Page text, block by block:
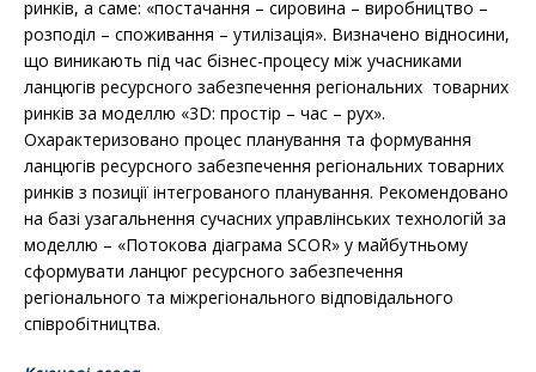
ринків, а саме: «постачання – сировина – виробництво –
розподіл – споживання – утилізація». Визначено відносини,
що виникають під час бізнес-процесу між учасниками
ланцюгів ресурсного забезпечення регіональних товарних
ринків за моделлю «3D: простір – час – рух».
Охарактеризовано процес планування та формування
ланцюгів ресурсного забезпечення регіональних товарних
ринків з позиції інтегрованого планування. Рекомендовано
на базі узагальнення сучасних управлінських технологій за
моделлю – «Потокова діаграма SCOR» у майбутньому
сформувати ланцюг ресурсного забезпечення
регіонального та міжрегіонального відповідального
співробітництва.